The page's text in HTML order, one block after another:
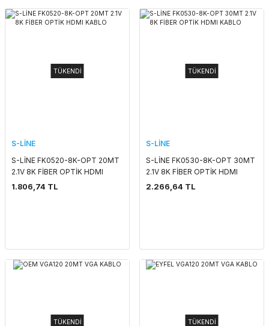
TÜKENDİ
S-LİNE
S-LİNE FK0520-8K-OPT 20MT
2.1V 8K FİBER OPTİK HDMI
KABLO
1.806,74 TL
TÜKENDİ
S-LİNE
S-LİNE FK0530-8K-OPT 30MT
2.1V 8K FİBER OPTİK HDMI
KABLO
2.266,64 TL
TÜKENDİ TÜKENDİ